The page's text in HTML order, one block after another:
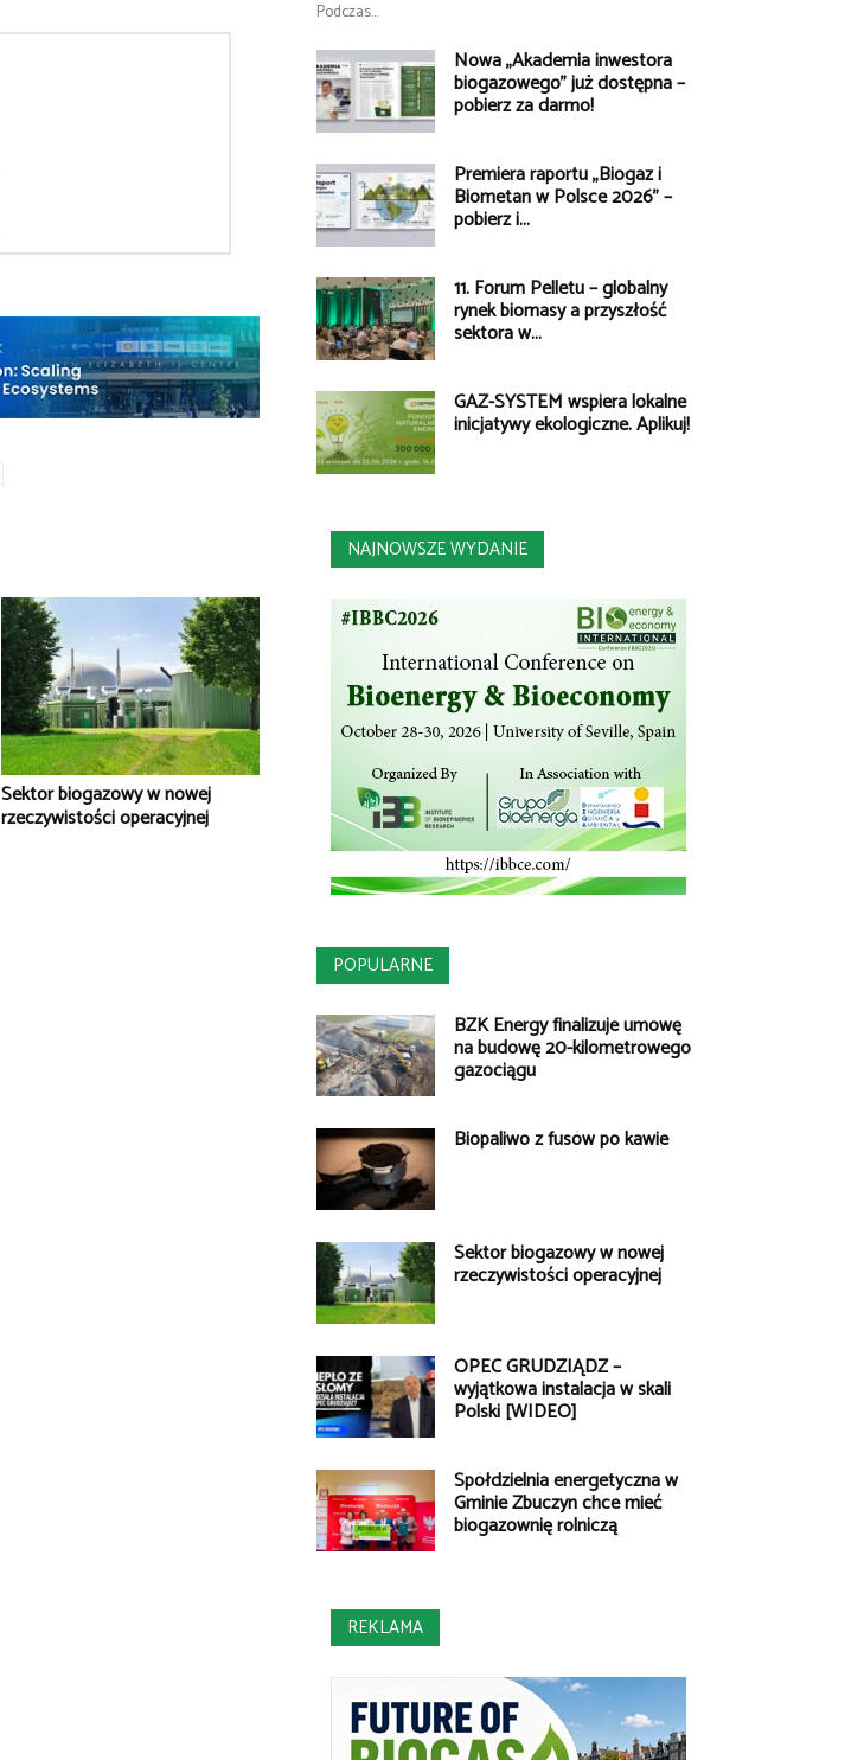
Sektor biogazowy w nowej
rzeczywistości operacyjnej
Podczas...
Nowa „Akademia inwestora
biogazowego” już dostępna –
pobierz za darmo!
Premiera raportu „Biogaz i
Biometan w Polsce 2026” –
pobierz i...
11. Forum Pelletu – globalny
rynek biomasy a przyszłość
sektora w...
GAZ-SYSTEM wspiera lokalne
inicjatywy ekologiczne. Aplikuj!
NAJNOWSZE WYDANIE
POPULARNE
BZK Energy finalizuje umowę
na budowę 20-kilometrowego
gazociągu
Biopaliwo z fusów po kawie
Sektor biogazowy w nowej
rzeczywistości operacyjnej
OPEC GRUDZIĄDZ –
wyjątkowa instalacja w skali
Polski [WIDEO]
Spółdzielnia energetyczna w
Gminie Zbuczyn chce mieć
biogazownię rolniczą
REKLAMA